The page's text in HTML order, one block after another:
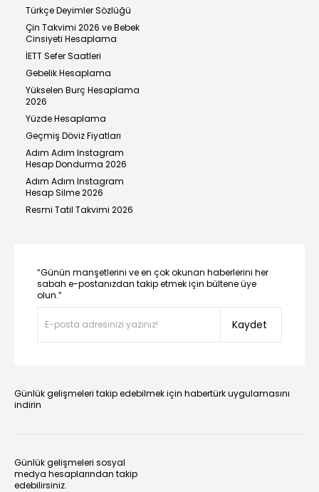
Türkçe Deyimler Sözlüğü
Çin Takvimi 2026 ve Bebek
Cinsiyeti Hesaplama
İETT Sefer Saatleri
Gebelik Hesaplama
Yükselen Burç Hesaplama
2026
Yüzde Hesaplama
Geçmiş Döviz Fiyatları
Adım Adım Instagram
Hesap Dondurma 2026
Adım Adım Instagram
Hesap Silme 2026
Resmi Tatil Takvimi 2026
“Günün manşetlerini ve en çok okunan haberlerini her
sabah e-postanızdan takip etmek için bültene üye
olun.”
Kaydet
Günlük gelişmeleri takip edebilmek için habertürk uygulamasını
indirin
Günlük gelişmeleri sosyal
medya hesaplarından takip
edebilirsiniz.